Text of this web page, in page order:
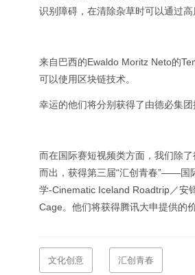
识别障碍，在清除杂草时可以通过
来自巴西的Ewaldo Moritz Neto的
可以使用区块链技术。
幸运的他们将分别获得了由德必集
而在国际赛短视频类方面，我们除
而出，获得第三届“汇创青春”——国
学-Cinematic Iceland Roadtrip／安
Cage。他们将获得腾讯大申提供的
文化创意 汇创青春